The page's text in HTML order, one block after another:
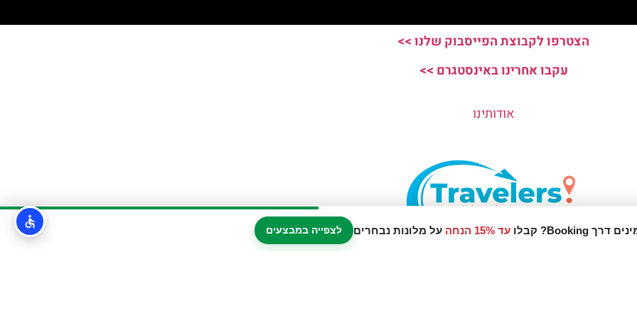
עד 15% הנחה על מלונות נבחרים לצפייה במבצעים
הצטרפו לקבוצת הפייסבוק שלנו >>
עקבו אחרינו באינסטגרם >>
אודותינו